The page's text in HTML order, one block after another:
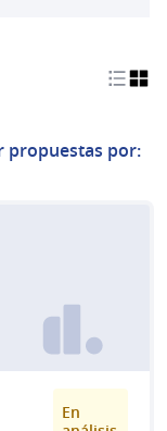
propuestas por:
En